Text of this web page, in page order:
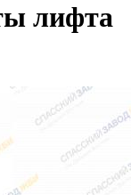
лифта